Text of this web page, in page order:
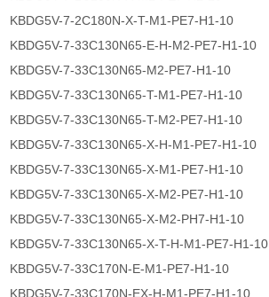
KBDG5V-7-2C180N-X-T-M1-PE7-H1-10
KBDG5V-7-33C130N65-E-H-M2-PE7-H1-10
KBDG5V-7-33C130N65-M2-PE7-H1-10
KBDG5V-7-33C130N65-T-M1-PE7-H1-10
KBDG5V-7-33C130N65-T-M2-PE7-H1-10
KBDG5V-7-33C130N65-X-H-M1-PE7-H1-10
KBDG5V-7-33C130N65-X-M1-PE7-H1-10
KBDG5V-7-33C130N65-X-M2-PE7-H1-10
KBDG5V-7-33C130N65-X-M2-PH7-H1-10
KBDG5V-7-33C130N65-X-T-H-M1-PE7-H1-10
KBDG5V-7-33C170N-E-M1-PE7-H1-10
KBDG5V-7-33C170N-EX-H-M1-PE7-H1-10